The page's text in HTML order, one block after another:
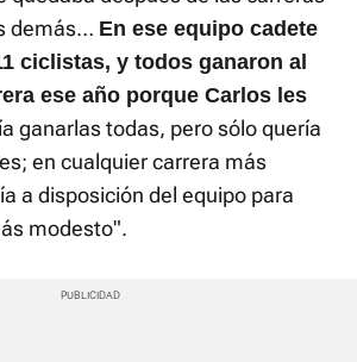
demás… En ese equipo cadete
ciclistas, y todos ganaron al
ese año porque Carlos les
ganarlas todas, pero sólo quería
en cualquier carrera más
a disposición del equipo para
modesto".